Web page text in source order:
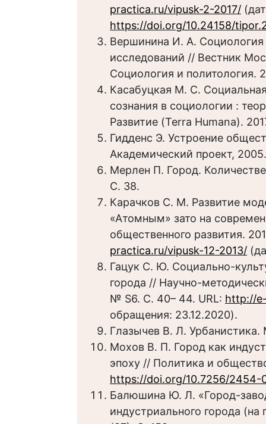
practica.ru/vipusk-2-2017/
https://doi.org/10.24158/
Вершинина И. А. Социология
исследований // Вестник
Социология и политология.
Касабуцкая М. С.
сознания в социологии :
Развитие (Terra Humana).
Гидденс Э. Устроение
Академический проект,
Мерлен П. Город.
С. 38.
Карачков С. М. Развитие
«Атомным» зато на
общественного развития.
practica.ru/vipusk-12-2013/
Гацук С. Ю. Социально-
города // Научно-
№ S6. С. 40– 44. URL: http://
обращения: 23.12.2020).
Глазычев В. Л.
Мохов В. П. Город как
эпоху // Политика и
https://doi.org/10.7256/2454-
Балюшина Ю. Л. «Город-
индустриального города